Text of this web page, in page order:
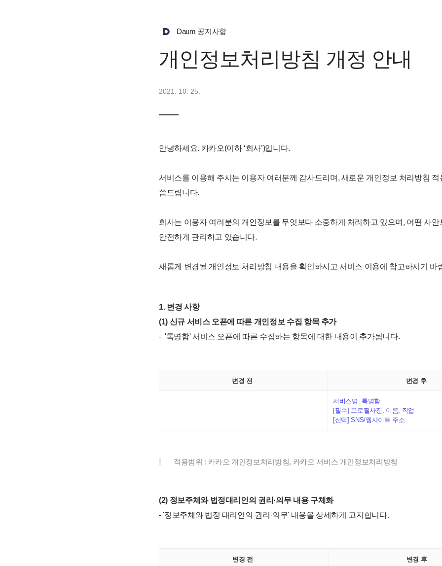
Daum 공지사항
개인정보처리방침 개정 안내
2021. 10. 25.
안녕하세요. 카카오(이하 ‘회사’)입니다.
서비스를 이용해 주시는 이용자 여러분께 감사드리며, 새로운 개인정보 처리방침 적
씀드립니다.
회사는 이용자 여러분의 개인정보를 무엇보다 소중하게 처리하고 있으며, 어떤 사안
안전하게 관리하고 있습니다.
새롭게 변경될 개인정보 처리방침 내용을 확인하시고 서비스 이용에 참고하시기 바
1. 변경 사항
(1) 신규 서비스 오픈에 따른 개인정보 수집 항목 추가
- '톡명함' 서비스 오픈에 따른 수집하는 항목에 대한 내용이 추가됩니다.
변경 전 변경 후
-
서비스명: 톡명함
[필수] 프로필사진, 이름, 직업
[선택] SNS/웹사이트 주소
적용범위 : 카카오 개인정보처리방침, 카카오 서비스 개인정보처리방침
(2) 정보주체와 법정대리인의 권리·의무 내용 구체화
- '정보주체와 법정 대리인의 권리·의무' 내용을 상세하게 고지합니다.
변경 전 변경 후